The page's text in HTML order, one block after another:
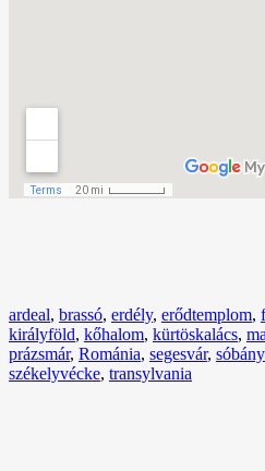
Címkék:
ardeal, brassó, erdély, erődtemplom,
királyföld, kőhalom, kürtöskalács,
prázsmár, Románia, segesvár,
székelyvécke, transylvania